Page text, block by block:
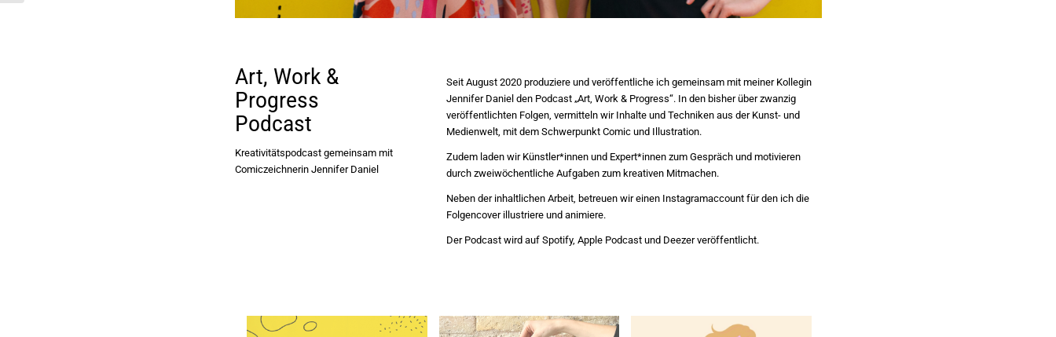
Art, Work &
Progress
Podcast
Kreativitätspodcast gemeinsam mit
Comiczeichnerin Jennifer Daniel
Seit August 2020 produziere und veröffentliche ich gemeinsam mit meiner Kollegin
Jennifer Daniel den Podcast „Art, Work & Progress“. In den bisher über zwanzig
veröffentlichten Folgen, vermitteln wir Inhalte und Techniken aus der Kunst- und
Medienwelt, mit dem Schwerpunkt Comic und Illustration.
Zudem laden wir Künstler*innen und Expert*innen zum Gespräch und motivieren
durch zweiwöchentliche Aufgaben zum kreativen Mitmachen.
Neben der inhaltlichen Arbeit, betreuen wir einen Instagramaccount für den ich die
Folgencover illustriere und animiere.
Der Podcast wird auf Spotify, Apple Podcast und Deezer veröffentlicht.